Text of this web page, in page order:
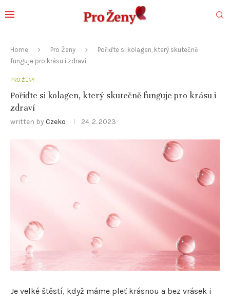
Home Pro Ženy
Pořiďte si kolagen, který skutečně
funguje pro krásu i zdraví
PRO ŽENY
Pořiďte si kolagen, který skutečně funguje pro krásu i
zdraví
written by Czeko 24. 2. 2023
Je velké štěstí, když máme pleť krásnou a bez vrásek i